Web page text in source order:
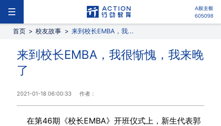
首页 > 校友故事 > 来到校长EMBA，我...
来到校长EMBA，我很惭愧，我来晚
了
2021-01-18 06:00:33 作者：
在第46期《校长EMBA》开班仪式上，新生代表郭